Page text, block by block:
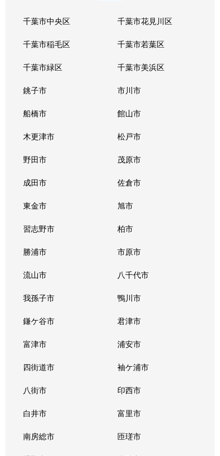
千葉市中央区 千葉市花見川区
千葉市稲毛区 千葉市若葉区
千葉市緑区 千葉市美浜区
銚子市 市川市
船橋市 館山市
木更津市 松戸市
野田市 茂原市
成田市 佐倉市
東金市 旭市
習志野市 柏市
勝浦市 市原市
流山市 八千代市
我孫子市 鴨川市
鎌ケ谷市 君津市
富津市 浦安市
四街道市 袖ケ浦市
八街市 印西市
白井市 富里市
南房総市 匝瑳市